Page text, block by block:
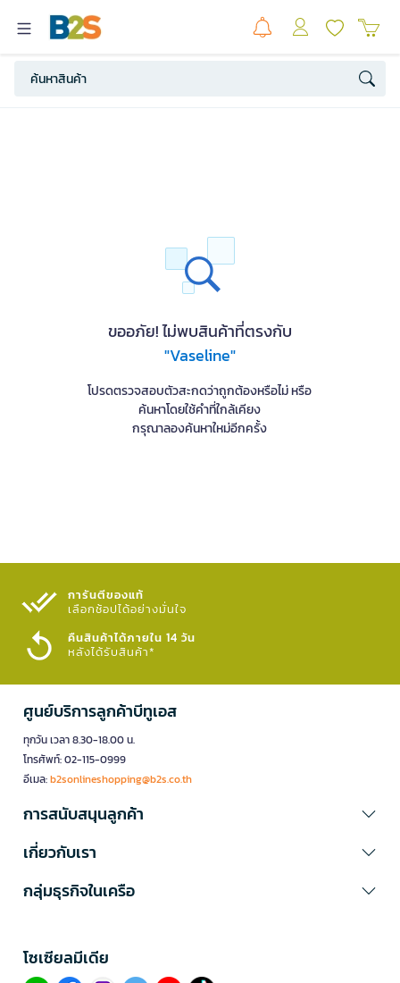
ขออภัย! ไม่พบสินค้าที่ตรงกับ
"Vaseline"
โปรดตรวจสอบตัวสะกดว่าถูกต้องหรือไม่ หรือ
ค้นหาโดยใช้คำที่ใกล้เคียง
กรุณาลองค้นหาใหม่อีกครั้ง
การันตีของแท้
เลือกช้อปได้อย่างมั่นใจ​
คืนสินค้าได้ภายใน 14 วัน
หลังได้รับสินค้า*
ศูนย์บริการลูกค้าบีทูเอส
ทุกวัน เวลา 8.30-18.00 น.
โทรศัพท์: 02-115-0999
อีเมล:b2sonlineshopping@b2s.co.th
การสนับสนุนลูกค้า
เกี่ยวกับเรา
กลุ่มธุรกิจในเครือ
โซเซียลมีเดีย​